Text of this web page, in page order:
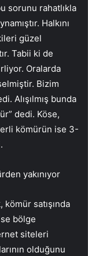
sorunu rahatlıkla
Halkını
güzel
Tabii ki de
Oralarda
Bizim
Alışılmış bunda
dedi. Köse,
kömürün ise 3-
yakınıyor
satışında
bölge
siteleri
olduğunu